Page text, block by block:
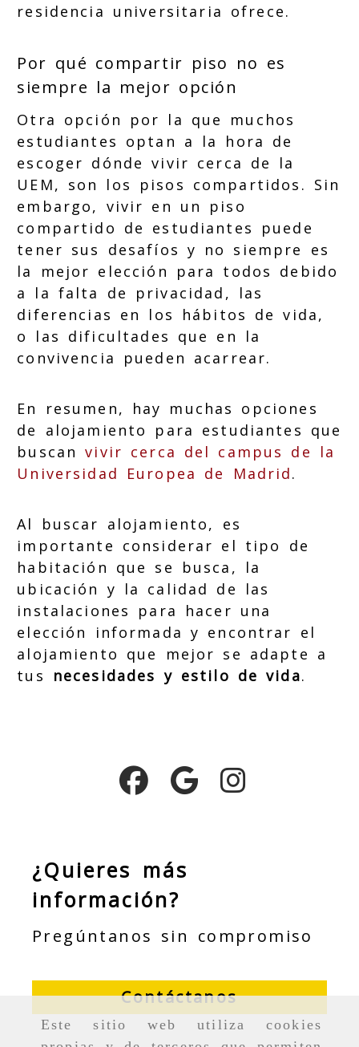
Este sitio web utiliza cookies
residencia universitaria ofrece.
Por qué compartir piso no es
siempre la mejor opción
Otra opción por la que muchos
estudiantes optan a la hora de
escoger dónde vivir cerca de la
UEM, son los pisos compartidos. Sin
embargo, vivir en un piso
compartido de estudiantes puede
tener sus desafíos y no siempre es
la mejor elección para todos debido
a la falta de privacidad, las
diferencias en los hábitos de vida,
o las dificultades que en la
convivencia pueden acarrear.
En resumen, hay muchas opciones
de alojamiento para estudiantes que
buscanvivir cerca del campus de la
Universidad Europea de Madrid.
Al buscar alojamiento, es
importante considerar el tipo de
habitación que se busca, la
ubicación y la calidad de las
instalaciones para hacer una
elección informada y encontrar el
alojamiento que mejor se adapte a
tus necesidades y estilo de vida.
¿Quieres más
información?
Pregúntanos sin compromiso
Contáctanos